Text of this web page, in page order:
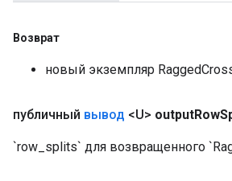
Возврат
новый экземпляр
публичный вывод <U> outputRow
`row_splits` для возвращенного